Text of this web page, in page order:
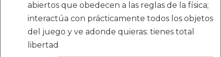
abiertos que obedecen a las reglas de la física;
interactúa con prácticamente todos los objetos
del juego y ve adonde quieras: tienes total
libertad